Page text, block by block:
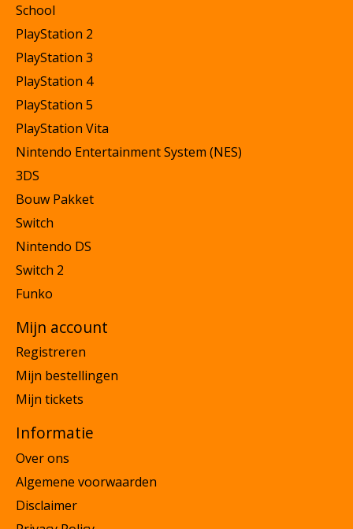
School
PlayStation 2
PlayStation 3
PlayStation 4
PlayStation 5
PlayStation Vita
Nintendo Entertainment System (NES)
3DS
Bouw Pakket
Switch
Nintendo DS
Switch 2
Funko
Mijn account
Registreren
Mijn bestellingen
Mijn tickets
Informatie
Over ons
Algemene voorwaarden
Disclaimer